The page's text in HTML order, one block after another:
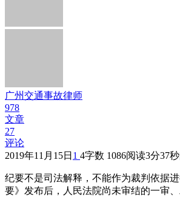
广州交通事故律师
978
文章
27
评论
2019年11月15日 1 4字数 1086阅读3分37秒
纪要不是司法解释，不能作为裁判依据
要》发布后，人民法院尚未审结的一审